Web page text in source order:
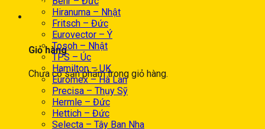
0
Giỏ hàng
Chưa có sản phẩm trong giỏ hàng.
Hiranuma – Nhật
Fritsch – Đức
Eurovector – Ý
Tosoh – Nhật
TPS – Úc
Hamilton – UK
Euromex – Hà Lan
Precisa – Thụy Sỹ
Hermle – Đức
Hettich – Đức
Selecta – Tây Ban Nha